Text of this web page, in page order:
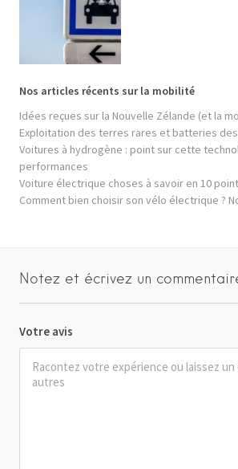
Nos articles récents sur la mobilité
Idées reçues sur la Nouvelle Zélande (et la
Exploitation des terres rares et batteries
Voitures à hydrogène : point sur cette
performances
Voiture électrique choses à savoir en 10
Comment bien choisir son vélo électrique ?
Notez et écrivez un
Votre avis